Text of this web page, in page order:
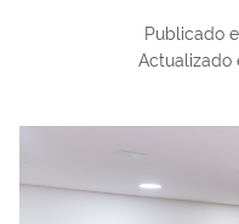
Publicado
Actualizado